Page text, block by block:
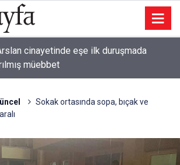
cinayetinde eşe ilk duruşmada
müebbet
Sokak ortasında sopa, bıçak ve